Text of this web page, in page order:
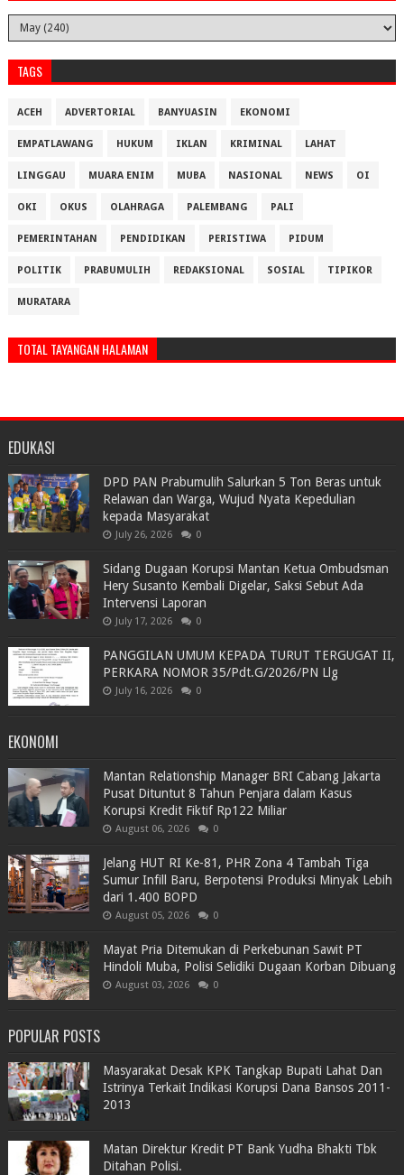
TAGS
ACEH ADVERTORIAL BANYUASIN EKONOMI
EMPATLAWANG HUKUM IKLAN KRIMINAL LAHAT
LINGGAU MUARA ENIM MUBA NASIONAL NEWS OI
OKI OKUS OLAHRAGA PALEMBANG PALI
PEMERINTAHAN PENDIDIKAN PERISTIWA PIDUM
POLITIK PRABUMULIH REDAKSIONAL SOSIAL TIPIKOR
MURATARA
TOTAL TAYANGAN HALAMAN
EDUKASI
DPD PAN Prabumulih Salurkan 5 Ton Beras untuk
Relawan dan Warga, Wujud Nyata Kepedulian
kepada Masyarakat
July 26, 2026 0
Sidang Dugaan Korupsi Mantan Ketua Ombudsman
Hery Susanto Kembali Digelar, Saksi Sebut Ada
Intervensi Laporan
July 17, 2026 0
PANGGILAN UMUM KEPADA TURUT TERGUGAT II,
PERKARA NOMOR 35/Pdt.G/2026/PN Llg
July 16, 2026 0
EKONOMI
Mantan Relationship Manager BRI Cabang Jakarta
Pusat Dituntut 8 Tahun Penjara dalam Kasus
Korupsi Kredit Fiktif Rp122 Miliar
August 06, 2026 0
Jelang HUT RI Ke-81, PHR Zona 4 Tambah Tiga
Sumur Infill Baru, Berpotensi Produksi Minyak Lebih
dari 1.400 BOPD
August 05, 2026 0
Mayat Pria Ditemukan di Perkebunan Sawit PT
Hindoli Muba, Polisi Selidiki Dugaan Korban Dibuang
August 03, 2026 0
POPULAR POSTS
Masyarakat Desak KPK Tangkap Bupati Lahat Dan
Istrinya Terkait Indikasi Korupsi Dana Bansos 2011-
2013
Matan Direktur Kredit PT Bank Yudha Bhakti Tbk
Ditahan Polisi.